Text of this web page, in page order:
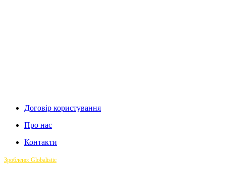
Договір користування
Про нас
Контакти
Зроблено: Globalistic